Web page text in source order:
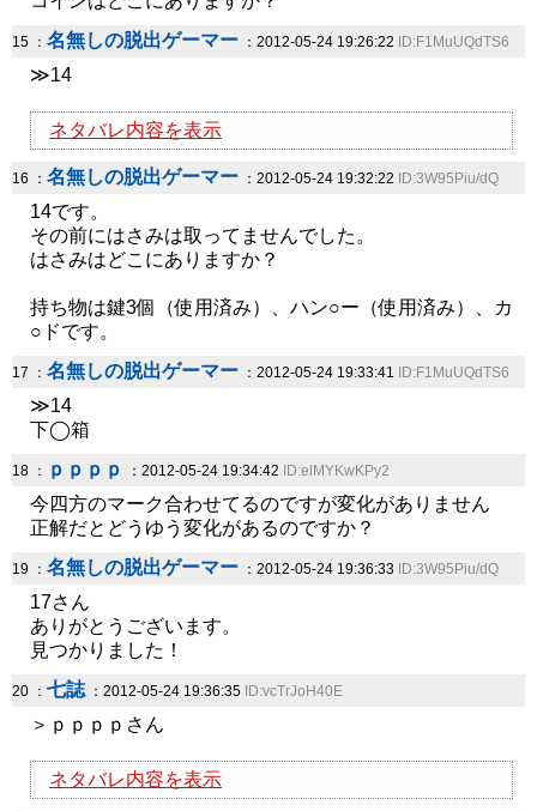
15 ： 名無しの脱出ゲーマー ：2012-05-24 19:26:22 ID:F1MuUQdTS6
≫14
ネタバレ内容を表示
16 ： 名無しの脱出ゲーマー ：2012-05-24 19:32:22 ID:3W95Piu/dQ
14です。
その前にはさみは取ってませんでした。
はさみはどこにありますか？
持ち物は鍵3個（使用済み）、ハン○ー（使用済み）、カ
○ドです。
17 ： 名無しの脱出ゲーマー ：2012-05-24 19:33:41 ID:F1MuUQdTS6
≫14
下◯箱
18 ： ｐｐｐｐ ：2012-05-24 19:34:42 ID:elMYKwKPy2
今四方のマーク合わせてるのですが変化がありません
正解だとどうゆう変化があるのですか？
19 ： 名無しの脱出ゲーマー ：2012-05-24 19:36:33 ID:3W95Piu/dQ
17さん
ありがとうございます。
見つかりました！
20 ： 七誌：2012-05-24 19:36:35 ID:vcTrJoH40E
＞ｐｐｐｐさん
ネタバレ内容を表示